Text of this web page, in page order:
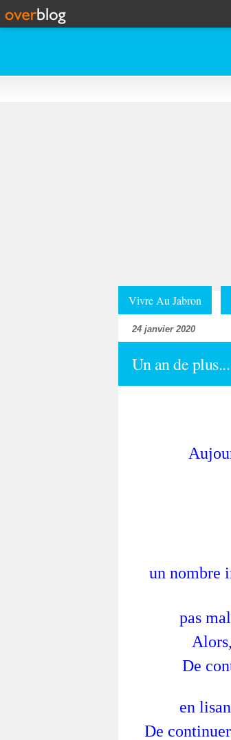
Vivre Au Jabron
24 janvier 2020
Un an de plus...
un nombre
pas
De
en
De